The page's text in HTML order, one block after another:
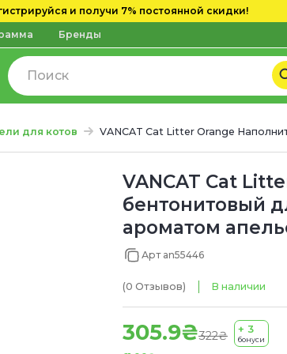
и получи 7% постоянной скидки!
Бренды
для котов VANCAT Cat Litter Orange
VANCAT Cat
бентонитовый
ароматом
Арт an55446
(0 Отзывов) В наличии
305.9₴322₴ + 3
бонуси